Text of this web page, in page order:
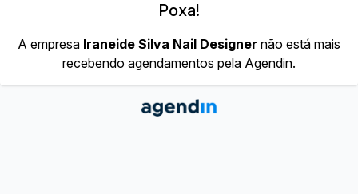
Poxa!
A empresa Iraneide Silva Nail Designer não está mais
recebendo agendamentos pela Agendin.